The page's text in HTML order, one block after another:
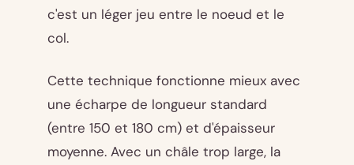
c'est un léger jeu entre le noeud et le
col.
Cette technique fonctionne mieux avec
une écharpe de longueur standard
(entre 150 et 180 cm) et d'épaisseur
moyenne. Avec un châle trop large, la